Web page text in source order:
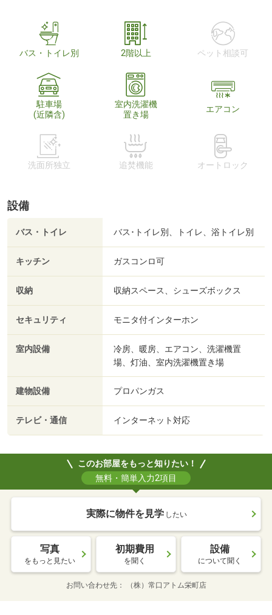
バス・トイレ別 2階以上 ペット相談可
駐車場
(近隣含)
室内洗濯機
置き場
エアコン
洗面所独立 追焚機能 オートロック
設備
バス・トイレ バス･トイレ別、トイレ、浴トイレ別
キッチン ガスコンロ可
収納 収納スペース、シューズボックス
セキュリティ モニタ付インターホン
室内設備
冷房、暖房、エアコン、洗濯機置
場、灯油、室内洗濯機置き場
建物設備 プロパンガス
テレビ・通信 インターネット対応
このお部屋をもっと知りたい！
無料・簡単入力2項目
実際に物件を見学 したい
写真
をもっと見たい
初期費用
を聞く
設備
について聞く
お問い合わせ先 （株）常口アトム栄町店